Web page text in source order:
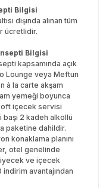
Bilgisi
dışında alınan tüm
ücretlidir.
Bilgisi
kapsamında açık
Lounge veya Meftun
à la carte akşam
yemeği boyunca
içecek servisi
2 kadeh alkollü
paketine dahildir.
konaklama planını
otel genelinde
ve içecek
indirim avantajından